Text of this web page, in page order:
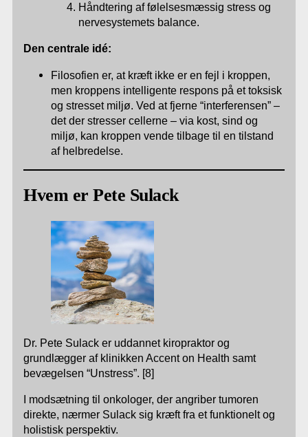
Håndtering af følelsesmæssig stress og
nervesystemets balance.
Den centrale idé:
Filosofien er, at kræft ikke er en fejl i kroppen,
men kroppens intelligente respons på et toksisk
og stresset miljø. Ved at fjerne “interferensen” –
det der stresser cellerne – via kost, sind og
miljø, kan kroppen vende tilbage til en tilstand
af helbredelse.
Hvem er Pete Sulack
Dr. Pete Sulack er uddannet kiropraktor og
grundlægger af klinikken Accent on Health samt
bevægelsen “Unstress”. [8]
I modsætning til onkologer, der angriber tumoren
direkte, nærmer Sulack sig kræft fra et funktionelt og
holistisk perspektiv.